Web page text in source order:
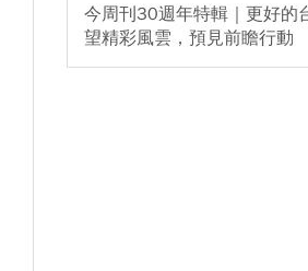
今周刊30週年特輯｜更好的
望精彩風雲，預見前瞻行動